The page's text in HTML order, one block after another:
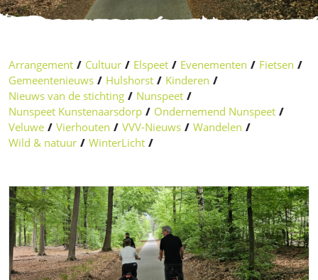
Arrangement / Cultuur / Elspeet / Evenementen / Fietsen /
Gemeentenieuws / Hulshorst / Kinderen /
Nieuws van de stichting / Nunspeet /
Nunspeet Kunstenaarsdorp / Ondernemend Nunspeet /
Veluwe / Vierhouten / VVV-Nieuws / Wandelen /
Wild & natuur / WinterLicht /